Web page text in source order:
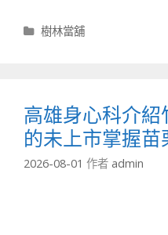
分
樹林當舖
高雄身心科介
的未上市掌握苗
2026-08-01 作者 admin